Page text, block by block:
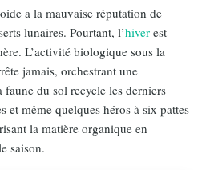
a la mauvaise réputation de
lunaires. Pourtant, l’hiver est
L’activité biologique sous la
jamais, orchestrant une
du sol recycle les derniers
et même quelques héros à six pattes
la matière organique en
saison.